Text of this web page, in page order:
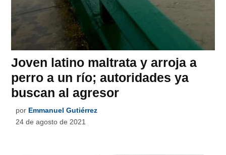
Joven latino maltrata y arroja a
perro a un río; autoridades ya
buscan al agresor
por Emmanuel Gutiérrez
24 de agosto de 2021